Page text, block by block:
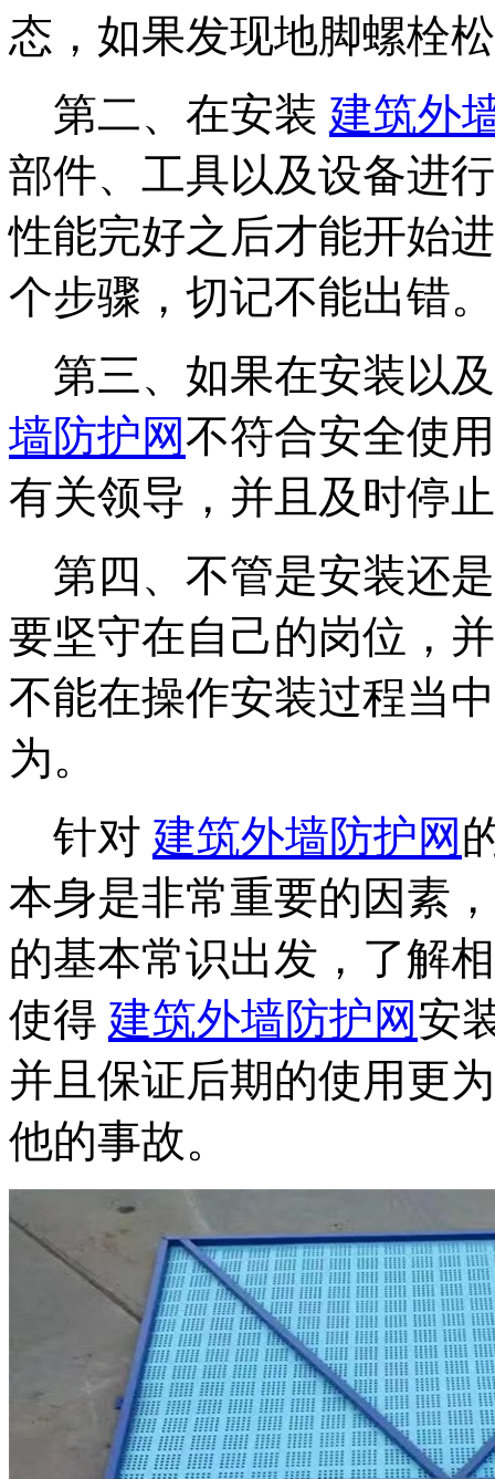
态，如果发现地脚螺栓
第二、在安装 建筑外
部件、工具以及设备进
性能完好之后才能开始
个步骤，切记不能出错。
第三、如果在安装以
墙防护网不符合安全使
有关领导，并且及时停
第四、不管是安装还
要坚守在自己的岗位，
不能在操作安装过程当
为。
针对 建筑外墙防护网
本身是非常重要的因素
的基本常识出发，了解
使得 建筑外墙防护网安
并且保证后期的使用更
他的事故。